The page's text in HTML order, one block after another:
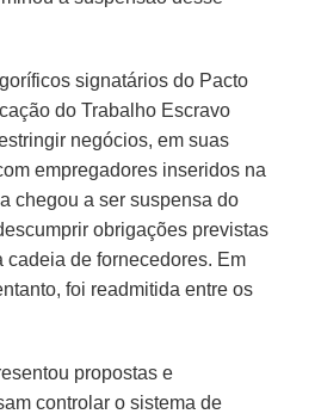
signatários do Pacto
do Trabalho Escravo
negócios, em suas
empregadores inseridos na
chegou a ser suspensa do
obrigações previstas
cadeia de fornecedores. Em
foi readmitida entre os
propostas e
controlar o sistema de